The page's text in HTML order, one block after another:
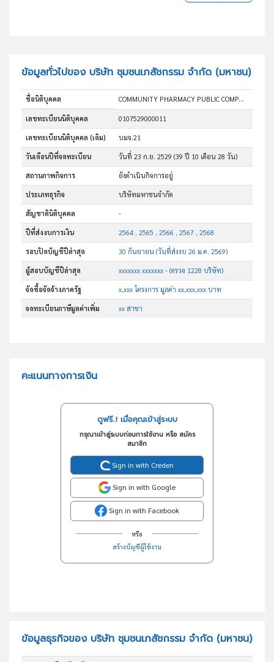
ข้อมูลทั่วไปของ บริษัท ชุมชนเภสัชกรรม จำกัด (มหาชน)
ชื่อนิติบุคคล COMMUNITY PHARMACY PUBLIC COMPANY LIMITED
เลขทะเบียนนิติบุคคล 0107529000011
เลขทะเบียนนิติบุคคล (เดิม) บมจ.21
วันเดือนปีที่จดทะเบียน วันที่ 23 ก.ย. 2529(39 ปี 10 เดือน 28 วัน)
สถานภาพกิจการ ยังดำเนินกิจการอยู่
ประเภทธุรกิจ บริษัทมหาชนจำกัด
สัญชาตินิติบุคคล -
ปีที่ส่งงบการเงิน 2564 , 2565 , 2566 , 2567 , 2568
รอบปิดบัญชีปีล่าสุด 30 กันยายน (วันที่ส่งงบ 26 ม.ค. 2569)
ผู้สอบบัญชีปีล่าสุด xxxxxxx xxxxxxx - (ตรวจ 1228 บริษัท)
จัดซื้อจัดจ้างภาครัฐ x,xxx โครงการ มูลค่า xx,xxx,xxx บาท
จดทะเบียนภาษีมูลค่าเพิ่ม xx สาขา
คะแนนทางการเงิน
ดูฟรี..! เมื่อคุณเข้าสู่ระบบ
กรุณาเข้าสู่ระบบก่อนการใช้งาน หรือ สมัคร
สมาชิก
Sign in with Creden
Sign in with Google
Sign in with Facebook
หรือ
สร้างบัญชีผู้ใช้งาน
ข้อมูลธุรกิจของ บริษัท ชุมชนเภสัชกรรม จำกัด (มหาชน)